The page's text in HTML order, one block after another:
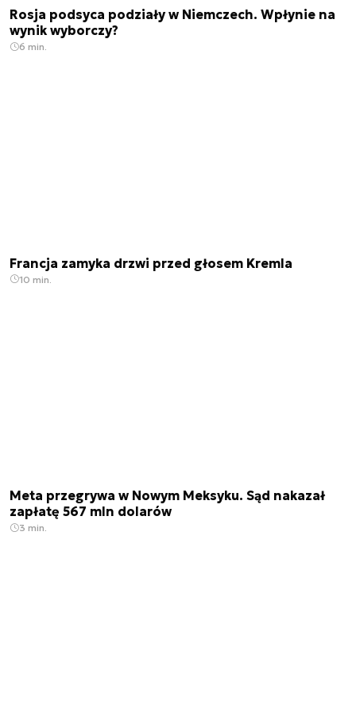
Rosja podsyca podziały w Niemczech. Wpłynie na
wynik wyborczy?
6 min.
Francja zamyka drzwi przed głosem Kremla
10 min.
Meta przegrywa w Nowym Meksyku. Sąd nakazał
zapłatę 567 mln dolarów
3 min.